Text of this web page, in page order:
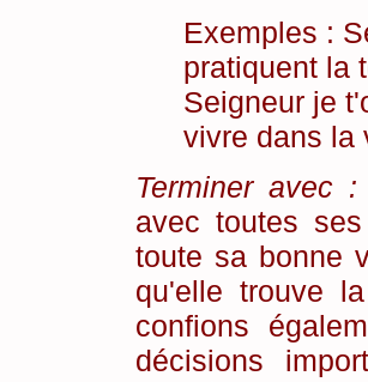
Exemples :
pratiquent la
Seigneur je
vivre dans la
Terminer avec :
avec toutes
toute sa bonne
qu'elle trouve
confions
décisions